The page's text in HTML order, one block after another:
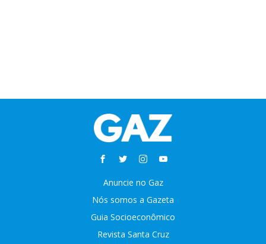
Anuncie no Gaz
Nós somos a Gazeta
Guia Socioeconômico
Revista Santa Cruz